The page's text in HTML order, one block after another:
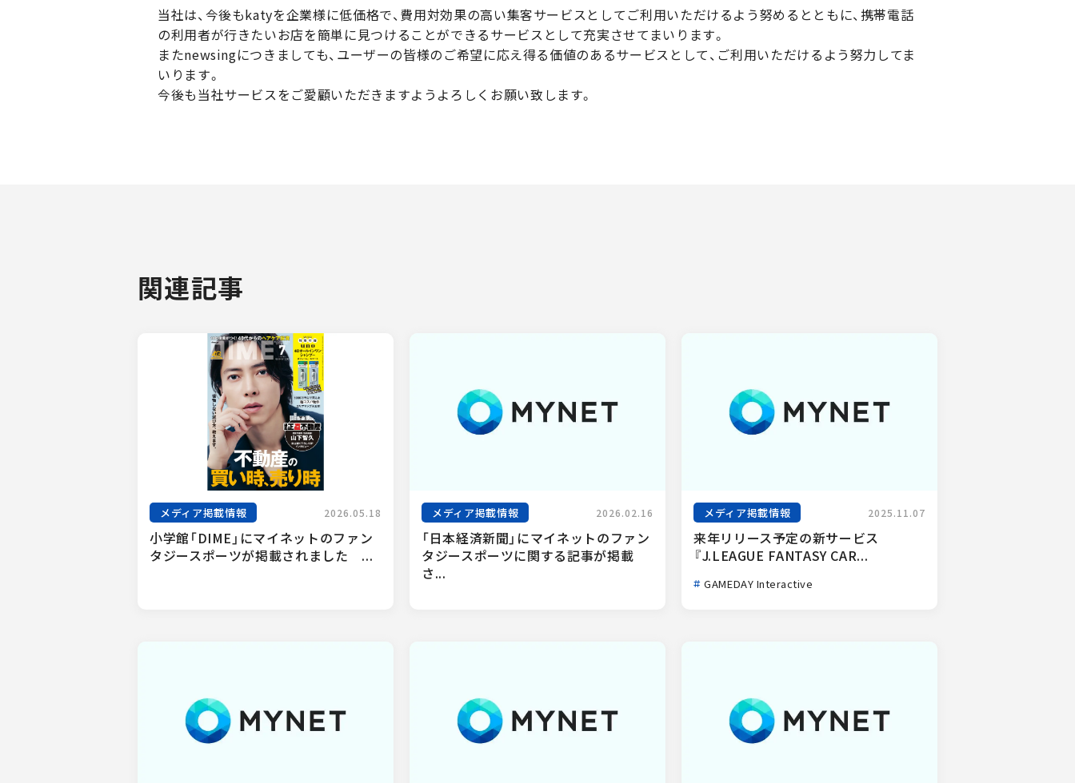
当社は、今後もkatyを企業様に低価格で、費用対効果の高い集客サービスとしてご利用いただけるよう努めるとともに、携帯電話
の利用者が行きたいお店を簡単に見つけることができるサービスとして充実させてまいります。
またnewsingにつきましても、ユーザーの皆様のご希望に応え得る価値のあるサービスとして、ご利用いただけるよう努力してま
いります。
今後も当社サービスをご愛顧いただきますようよろしくお願い致します。
関連記事
メディア掲載情報 2026.05.18
小学館「DIME」にマイネットのファン
タジースポーツが掲載されました　...
メディア掲載情報 2026.02.16
「日本経済新聞」にマイネットのファン
タジースポーツに関する記事が掲載
さ...
メディア掲載情報 2025.11.07
来年リリース予定の新サービス
『J.LEAGUE FANTASY CAR...
GAMEDAY Interactive